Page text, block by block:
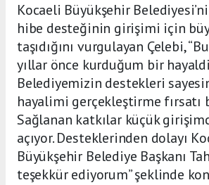
Kocaeli Büyükşehir
hibe desteğinin girişimi için
taşıdığını vurgulayan Çelebi,
yıllar önce kurduğum bir
Belediyemizin destekleri
hayalimi gerçekleştirme fırsatı
Sağlanan katkılar küçük
açıyor. Desteklerinden dolayı
Büyükşehir Belediye Başkanı
teşekkür ediyorum” şeklinde